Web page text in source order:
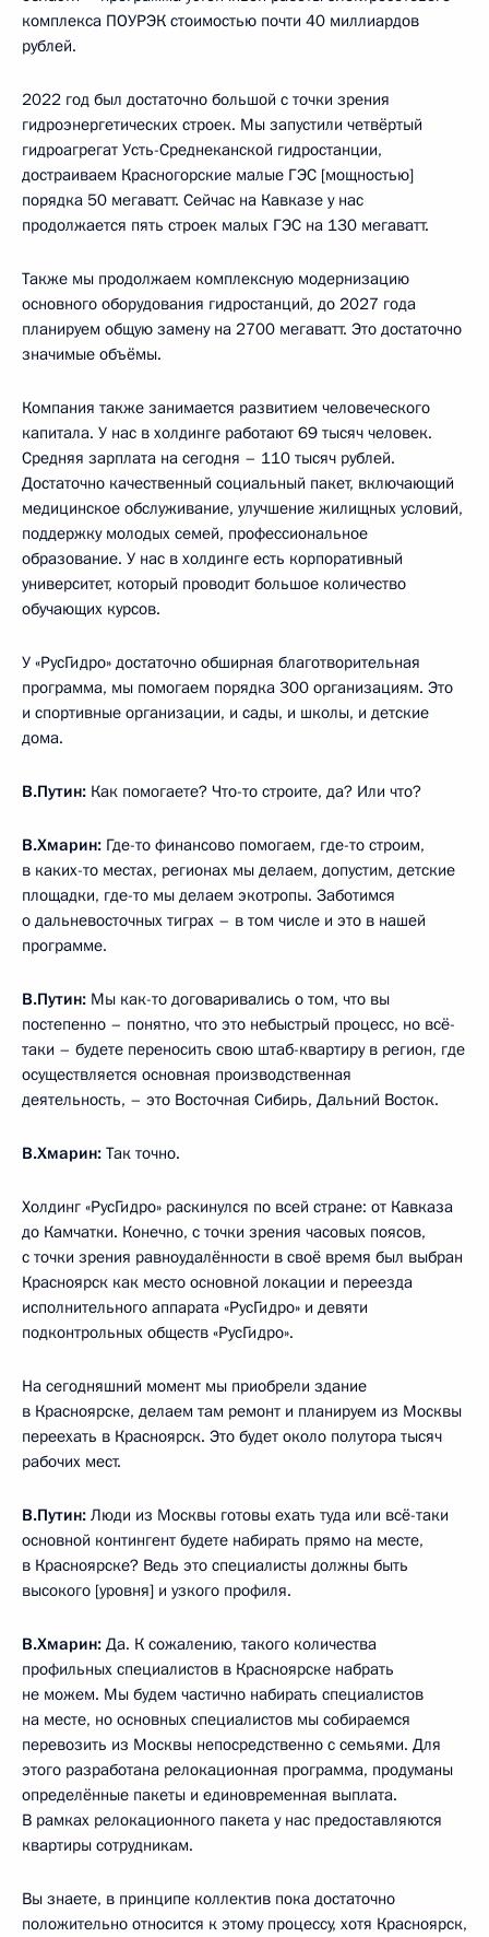
комплекса ПОУРЭК стоимостью почти 40 миллиардов
рублей.
2022 год был достаточно большой с точки зрения
гидроэнергетических строек. Мы запустили четвёртый
гидроагрегат Усть-Среднеканской гидростанции,
достраиваем Красногорские малые ГЭС [мощностью]
порядка 50 мегаватт. Сейчас на Кавказе у нас
продолжается пять строек малых ГЭС на 130 мегаватт.
Также мы продолжаем комплексную модернизацию
основного оборудования гидростанций, до 2027 года
планируем общую замену на 2700 мегаватт. Это достаточно
значимые объёмы.
Компания также занимается развитием человеческого
капитала. У нас в холдинге работают 69 тысяч человек.
Средняя зарплата на сегодня – 110 тысяч рублей.
Достаточно качественный социальный пакет, включающий
медицинское обслуживание, улучшение жилищных условий,
поддержку молодых семей, профессиональное
образование. У нас в холдинге есть корпоративный
университет, который проводит большое количество
обучающих курсов.
У «РусГидро» достаточно обширная благотворительная
программа, мы помогаем порядка 300 организациям. Это
и спортивные организации, и сады, и школы, и детские
дома.
В.Путин: Как помогаете? Что-то строите, да? Или что?
В.Хмарин: Где-то финансово помогаем, где-то строим,
в каких-то местах, регионах мы делаем, допустим, детские
площадки, где-то мы делаем экотропы. Заботимся
о дальневосточных тиграх – в том числе и это в нашей
программе.
В.Путин: Мы как-то договаривались о том, что вы
постепенно – понятно, что это небыстрый процесс, но всё-
таки – будете переносить свою штаб-квартиру в регион, где
осуществляется основная производственная
деятельность, – это Восточная Сибирь, Дальний Восток.
В.Хмарин: Так точно.
Холдинг «РусГидро» раскинулся по всей стране: от Кавказа
до Камчатки. Конечно, с точки зрения часовых поясов,
с точки зрения равноудалённости в своё время был выбран
Красноярск как место основной локации и переезда
исполнительного аппарата «РусГидро» и девяти
подконтрольных обществ «РусГидро».
На сегодняшний момент мы приобрели здание
в Красноярске, делаем там ремонт и планируем из Москвы
переехать в Красноярск. Это будет около полутора тысяч
рабочих мест.
В.Путин: Люди из Москвы готовы ехать туда или всё-таки
основной контингент будете набирать прямо на месте,
в Красноярске? Ведь это специалисты должны быть
высокого [уровня] и узкого профиля.
В.Хмарин: Да. К сожалению, такого количества
профильных специалистов в Красноярске набрать
не можем. Мы будем частично набирать специалистов
на месте, но основных специалистов мы собираемся
перевозить из Москвы непосредственно с семьями. Для
этого разработана релокационная программа, продуманы
определённые пакеты и единовременная выплата.
В рамках релокационного пакета у нас предоставляются
квартиры сотрудникам.
Вы знаете, в принципе коллектив пока достаточно
положительно относится к этому процессу, хотя Красноярск,